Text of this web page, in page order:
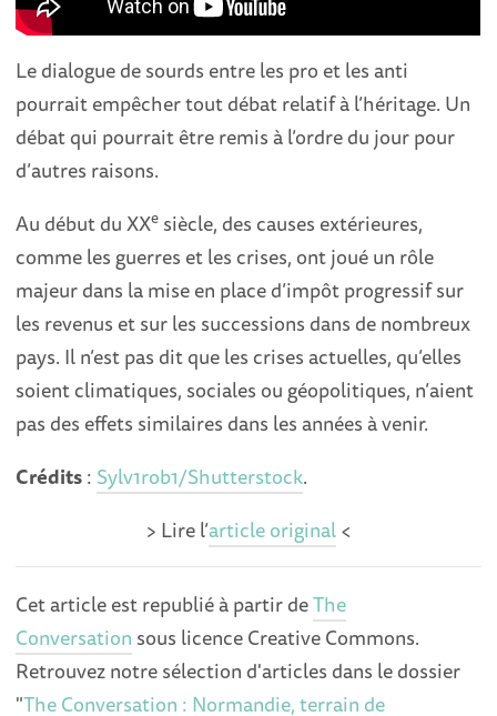
Le dialogue de sourds entre les pro et les anti
pourrait empêcher tout débat relatif à l’héritage. Un
débat qui pourrait être remis à l’ordre du jour pour
d’autres raisons.
Au début du XXe siècle, des causes extérieures,
comme les guerres et les crises, ont joué un rôle
majeur dans la mise en place d’impôt progressif sur
les revenus et sur les successions dans de nombreux
pays. Il n’est pas dit que les crises actuelles, qu’elles
soient climatiques, sociales ou géopolitiques, n’aient
pas des effets similaires dans les années à venir.
Crédits: Sylv1rob1/Shutterstock.
> Lire l’article original<
Cet article est republié à partir deThe
Conversation sous licence Creative Commons.
Retrouvez notre sélection d'articles dans le dossier
"The Conversation : Normandie, terrain de